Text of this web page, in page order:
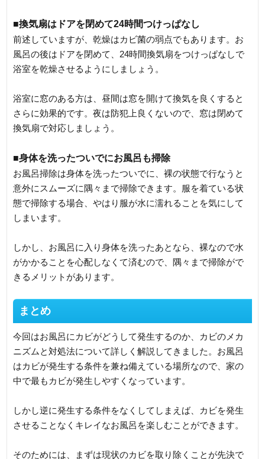
■換気扇はドアを閉めて24時間つけっぱなし
前述していますが、乾燥はカビ菌の弱点でもあります。お
風呂の後はドアを閉めて、24時間換気扇をつけっぱなしで
浴室を乾燥させるようにしましょう。
浴室に窓のある方は、昼間は窓を開けて換気を良くすると
さらに効果的です。夜は防犯上良くないので、窓は閉めて
換気扇で対応しましょう。
■身体を洗ったついでにお風呂も掃除
お風呂掃除は身体を洗ったついでに、裸の状態で行なうと
意外にスムーズに隅々まで掃除できます。服を着ている状
態で掃除する場合、やはり服が水に濡れることを気にして
しまいます。
しかし、お風呂に入り身体を洗ったあとなら、裸なので水
がかかることを心配しなくて済むので、隅々まで掃除がで
きるメリットがあります。
まとめ
今回はお風呂にカビがどうして発生するのか、カビのメカ
ニズムと対処法について詳しく解説してきました。お風呂
はカビが発生する条件を兼ね備えている場所なので、家の
中で最もカビが発生しやすくなっています。
しかし逆に発生する条件をなくしてしまえば、カビを発生
させることなくキレイなお風呂を楽しむことができます。
そのためには、まずは現状のカビを取り除くことが先決で